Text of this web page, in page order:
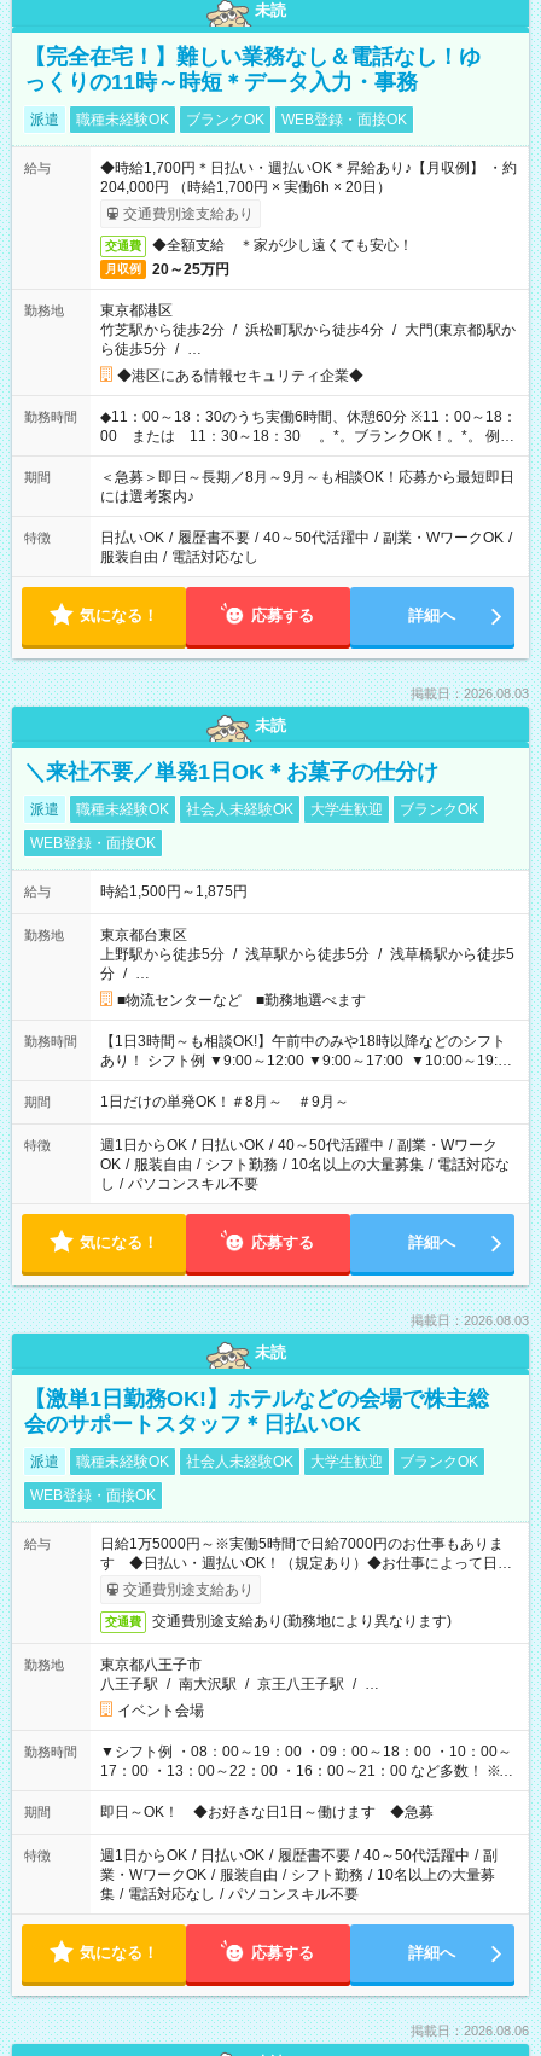
未読
【完全在宅！】難しい業務なし＆電話なし！ゆ
っくりの11時～時短＊データ入力・事務
派遣 職種未経験OK ブランクOK WEB登録・面接OK
給与
◆時給1,700円＊日払い・週払いOK＊昇給あり♪【月収例】 ・約
204,000円 （時給1,700円 × 実働6h × 20日）
交通費別途支給あり
交通費 ◆全額支給 ＊家が少し遠くても安心！
月収例 20～25万円
勤務地
東京都港区
竹芝駅から徒歩2分 / 浜松町駅から徒歩4分 / 大門(東京都)駅か
ら徒歩5分 / …
◆港区にある情報セキュリティ企業◆
勤務時間
◆11：00～18：30のうち実働6時間、休憩60分 ※11：00～18：
00 または 11：30～18：30 。*。ブランクOK！。*。 例え
ば前職が、 在宅/財団法人/事務/コールセンター/受付/販売/カフェ
スタッフ スイーツ販売/ホテルフロント/化粧品販売/など 様々な
業界から入社して活躍されています♪
期間
＜急募＞即日～長期／8月～9月～も相談OK！応募から最短即日
には選考案内♪
特徴 日払いOK / 履歴書不要 / 40～50代活躍中 / 副業・WワークOK /
服装自由 / 電話対応なし
気になる！ 応募する 詳細へ
掲載日：2026.08.03
未読
＼来社不要／単発1日OK＊お菓子の仕分け
派遣 職種未経験OK 社会人未経験OK 大学生歓迎
ブランクOK
WEB登録・面接OK
給与 時給1,500円～1,875円
勤務地
東京都台東区
上野駅から徒歩5分 / 浅草駅から徒歩5分 / 浅草橋駅から徒歩5
分 / …
■物流センターなど ■勤務地選べます
勤務時間
【1日3時間～も相談OK!】午前中のみや18時以降などのシフト
あり！ シフト例 ▼9:00～12:00 ▼9:00～17:00 ▼10:00～19:00
▼18:00～21:00
期間 1日だけの単発OK！＃8月～ ＃9月～
特徴 週1日からOK / 日払いOK / 40～50代活躍中 / 副業・Wワーク
OK / 服装自由 / シフト勤務 / 10名以上の大量募集 / 電話対応な
し / パソコンスキル不要
気になる！ 応募する 詳細へ
掲載日：2026.08.03
未読
【激単1日勤務OK!】ホテルなどの会場で株主総
会のサポートスタッフ＊日払いOK
派遣 職種未経験OK 社会人未経験OK 大学生歓迎
ブランクOK
WEB登録・面接OK
給与
日給1万5000円～※実働5時間で日給7000円のお仕事もありま
す ◆日払い・週払いOK！（規定あり）◆お仕事によって日給
も異なります
交通費別途支給あり
交通費 交通費別途支給あり(勤務地により異なります)
勤務地
東京都八王子市
八王子駅 / 南大沢駅 / 京王八王子駅 / …
イベント会場
勤務時間
▼シフト例 ・08：00～19：00 ・09：00～18：00 ・10：00～
17：00 ・13：00～22：00 ・16：00～21：00 など多数！ ※お
仕事により勤務時間が異なります
期間 即日～OK！ ◆お好きな日1日～働けます ◆急募
特徴 週1日からOK / 日払いOK / 履歴書不要 / 40～50代活躍中 / 副
業・WワークOK / 服装自由 / シフト勤務 / 10名以上の大量募
集 / 電話対応なし / パソコンスキル不要
気になる！ 応募する 詳細へ
掲載日：2026.08.06